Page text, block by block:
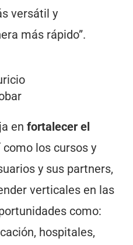
versátil y
más rápido”.
en fortalecer el
como los cursos y
y sus partners,
verticales en las
como:
hospitales,